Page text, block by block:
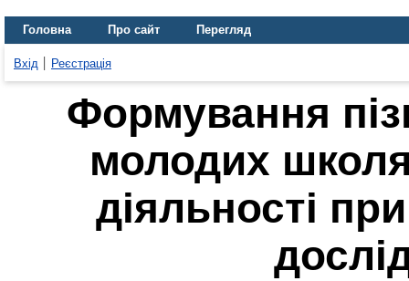
Головна Про сайт Перегляд
Вхід Реєстрація
Формування
молодих
діяльності